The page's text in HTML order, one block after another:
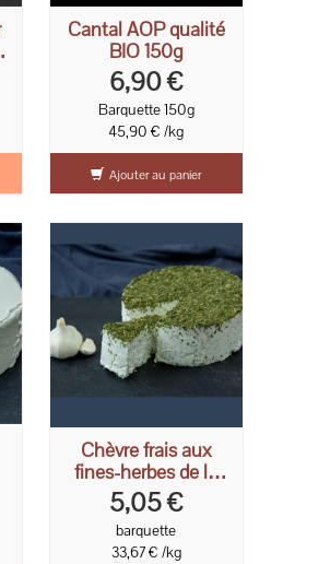
Cantal AOP qualité
BIO 150g
6,90 €
Barquette 150g
45,90 € /kg
Ajouter au panier
Chèvre frais aux
fines-herbes de la
ferme 150g
5,05 €
barquette
33,67 € /kg